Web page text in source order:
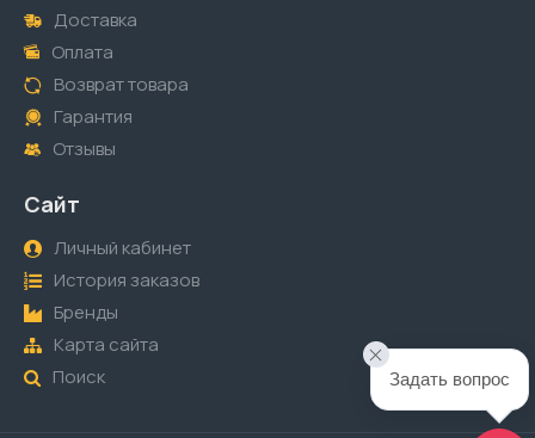
Доставка
Оплата
Возврат товара
Гарантия
Отзывы
Сайт
Личный кабинет
История заказов
Бренды
Карта сайта
Поиск
Задать вопрос